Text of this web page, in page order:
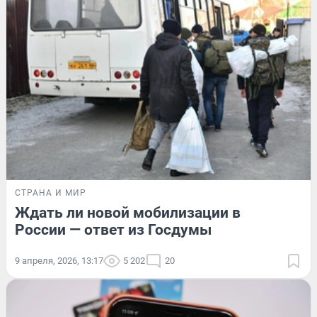
СТРАНА И МИР
Ждать ли новой мобилизации в
России — ответ из Госдумы
9 апреля, 2026, 13:17 5 202 20